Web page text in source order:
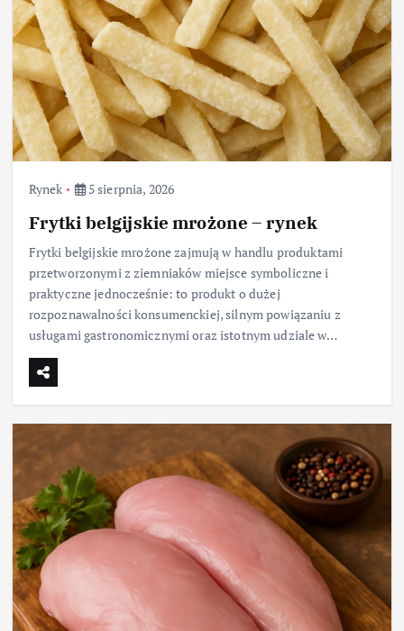
Rynek 5 sierpnia, 2026
Frytki belgijskie mrożone – rynek
Frytki belgijskie mrożone zajmują w handlu produktami
przetworzonymi z ziemniaków miejsce symboliczne i
praktyczne jednocześnie: to produkt o dużej
rozpoznawalności konsumenckiej, silnym powiązaniu z
usługami gastronomicznymi oraz istotnym udziale w…